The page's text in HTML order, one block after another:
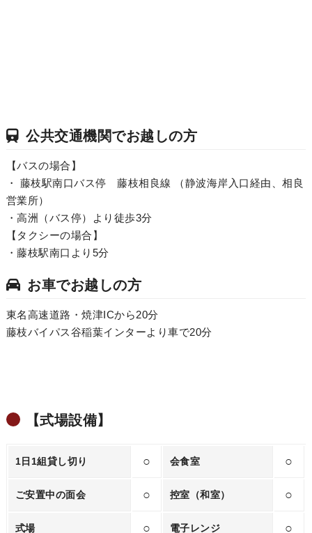
公共交通機関でお越しの方
【バスの場合】
・ 藤枝駅南口バス停 藤枝相良線 （静波海岸入口経由、相良
営業所）
・高洲（バス停）より徒歩3分
【タクシーの場合】
・藤枝駅南口より5分
お車でお越しの方
東名高速道路・焼津ICから20分
藤枝バイパス谷稲葉インターより車で20分
【式場設備】
1日1組貸し切り ○ 会食室 ○
ご安置中の面会 ○ 控室（和室） ○
式場 ○ 電子レンジ ○